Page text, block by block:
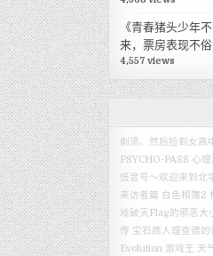
《青春猪头少年
来，票房表现不俗
4,557 views
剃须。然后捡到女高
PSYCHO-PASS 心
低音号～欢迎来到北
来访者篇 白色相簿2
戏破灭Flag的邪恶大
传 宝石商人理查德的
Evolution 游戏王 天